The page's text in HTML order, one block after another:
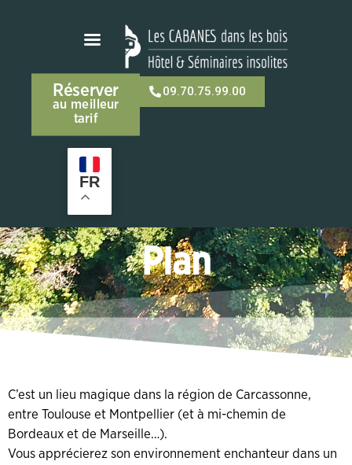
Réserver
au meilleur
tarif
09.70.75.99.00
FR
Plan
C’est un lieu magique dans la région de Carcassonne,
entre Toulouse et Montpellier (et à mi-chemin de
Bordeaux et de Marseille…).
Vous apprécierez son environnement enchanteur dans un